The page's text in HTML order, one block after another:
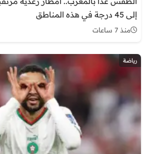
إلى 45 درجة في هذه المناطق
منذ 7 ساعات
رياضة